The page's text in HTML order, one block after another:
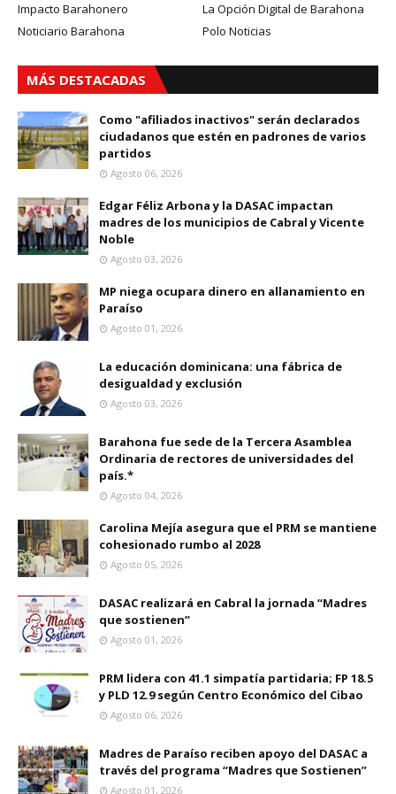
Impacto Barahonero
La Opción Digital de Barahona
Noticiario Barahona
Polo Noticias
MÁS DESTACADAS
Como "afiliados inactivos" serán declarados
ciudadanos que estén en padrones de varios
partidos
Agosto 06, 2026
Edgar Féliz Arbona y la DASAC impactan
madres de los municipios de Cabral y Vicente
Noble
Agosto 03, 2026
MP niega ocupara dinero en allanamiento en
Paraíso
Agosto 01, 2026
La educación dominicana: una fábrica de
desigualdad y exclusión
Agosto 03, 2026
Barahona fue sede de la Tercera Asamblea
Ordinaria de rectores de universidades del
país.*
Agosto 04, 2026
Carolina Mejía asegura que el PRM se mantiene
cohesionado rumbo al 2028
Agosto 05, 2026
DASAC realizará en Cabral la jornada “Madres
que sostienen”
Agosto 01, 2026
PRM lidera con 41.1 simpatía partidaria; FP 18.5
y PLD 12.9 según Centro Económico del Cibao
Agosto 06, 2026
Madres de Paraíso reciben apoyo del DASAC a
través del programa “Madres que Sostienen”
Agosto 01, 2026